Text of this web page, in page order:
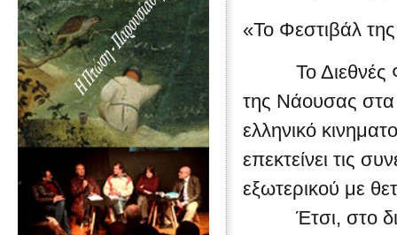
«Το Φεστιβάλ
Το Διεθνές
της Νάουσας στα
ελληνικό
επεκτείνει τις
εξωτερικού με
Έτσι, στο